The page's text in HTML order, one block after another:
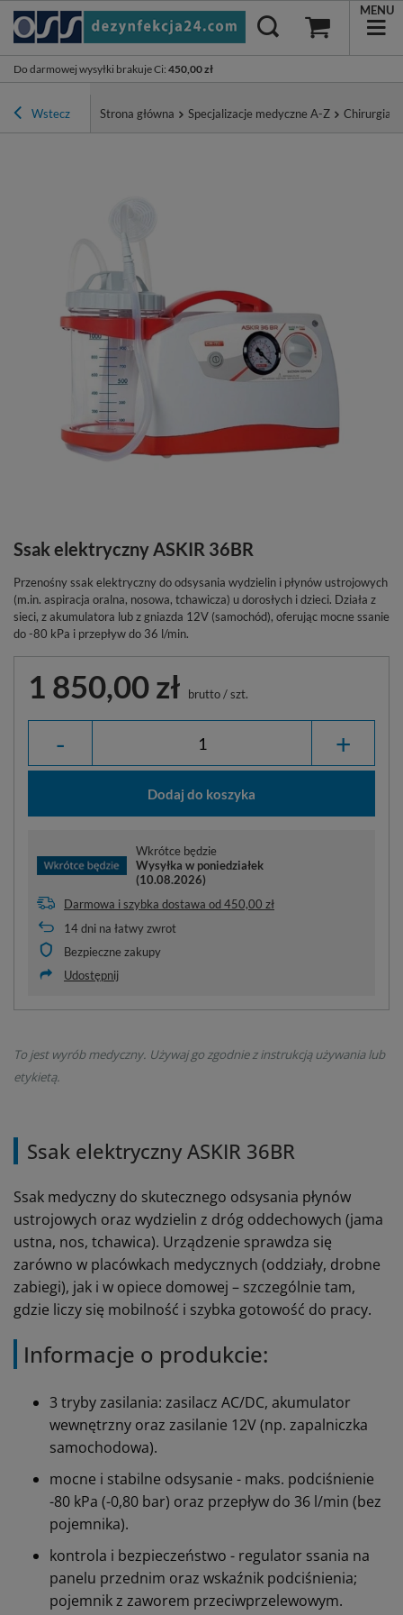
Do darmowej wysyłki brakuje Ci: 450,00 zł
MENU
Wstecz Strona główna Specjalizacje medyczne A-Z Chirurgia ↓
Ssak elektryczny ASKIR 36BR
Przenośny ssak elektryczny do odsysania wydzielin i płynów ustrojowych
(m.in. aspiracja oralna, nosowa, tchawicza) u dorosłych i dzieci. Działa z
sieci, z akumulatora lub z gniazda 12V (samochód), oferując mocne ssanie
do -80 kPa i przepływ do 36 l/min.
1 850,00 zł brutto/szt.
- +
Dodaj do koszyka
Wkrótce będzie
Wysyłka w poniedziałek
(10.08.2026)
Darmowa i szybka dostawa od450,00 zł
14dni na łatwy zwrot
Bezpieczne zakupy
Udostępnij
To jest wyrób medyczny. Używaj go zgodnie z instrukcją używania lub
etykietą.
Ssak elektryczny ASKIR 36BR
Ssak medyczny do skutecznego odsysania płynów
ustrojowych oraz wydzielin z dróg oddechowych (jama
ustna, nos, tchawica). Urządzenie sprawdza się
zarówno w placówkach medycznych (oddziały, drobne
zabiegi), jak i w opiece domowej – szczególnie tam,
gdzie liczy się mobilność i szybka gotowość do pracy.
Informacje o produkcie:
3 tryby zasilania: zasilacz AC/DC, akumulator
wewnętrzny oraz zasilanie 12V (np. zapalniczka
samochodowa).
mocne i stabilne odsysanie - maks. podciśnienie
-80 kPa (-0,80 bar) oraz przepływ do 36 l/min (bez
pojemnika).
kontrola i bezpieczeństwo - regulator ssania na
panelu przednim oraz wskaźnik podciśnienia;
pojemnik z zaworem przeciwprzelewowym.